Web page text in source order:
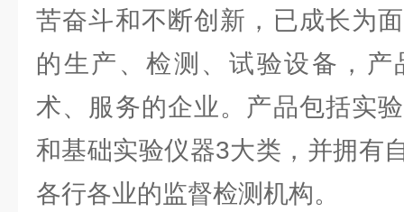
苦奋斗和不断创新，已成长为
的生产、检测、试验设备，
术、服务的企业。产品包括实
和基础实验仪器3大类，并拥有
各行各业的监督检测机构。